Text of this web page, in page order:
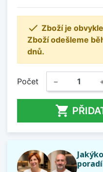
 Zboží je
Zboží odešleme
dnů.
Počet −
